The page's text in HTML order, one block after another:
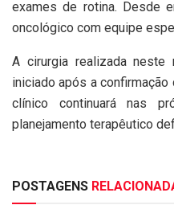
exames de rotina. Desde
oncológico com equipe
A cirurgia realizada
iniciado após a confirmação
clínico continuará nas
planejamento terapêutico
POSTAGENS